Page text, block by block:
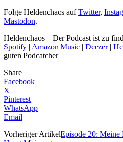
Folge Heldenchaos aufTwitter,
Mastodon.
Heldenchaos – Der Podcast ist zu
Spotify | Amazon Music | Deezer|
guten Podcatcher |
Share
Facebook
X
Pinterest
WhatsApp
Email
Vorheriger ArtikelEpisode 20: